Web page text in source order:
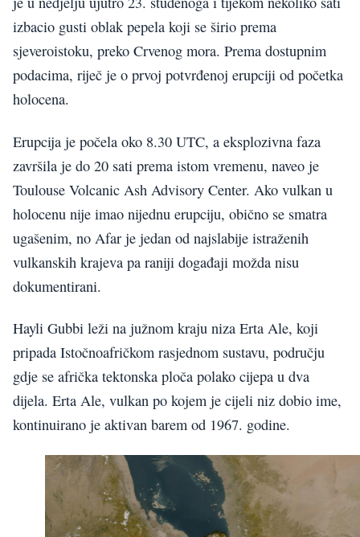
izbacio gusti oblak pepela koji se širio prema
sjeveroistoku, preko Crvenog mora. Prema dostupnim
podacima, riječ je o prvoj potvrđenoj erupciji od početka
holocena.
Erupcija je počela oko 8.30 UTC, a eksplozivna faza
završila je do 20 sati prema istom vremenu, naveo je
Toulouse Volcanic Ash Advisory Center. Ako vulkan u
holocenu nije imao nijednu erupciju, obično se smatra
ugašenim, no Afar je jedan od najslabije istraženih
vulkanskih krajeva pa raniji događaji možda nisu
dokumentirani.
Hayli Gubbi leži na južnom kraju niza Erta Ale, koji
pripada Istočnoafričkom rasjednom sustavu, području
gdje se afrička tektonska ploča polako cijepa u dva
dijela. Erta Ale, vulkan po kojem je cijeli niz dobio ime,
kontinuirano je aktivan barem od 1967. godine.